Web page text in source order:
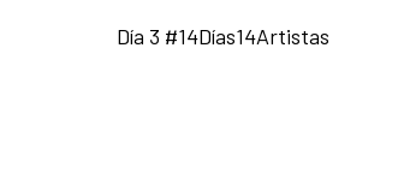
Día 3 #14Días14Artistas